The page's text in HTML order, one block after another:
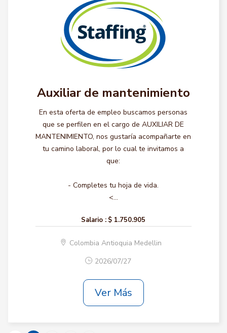
Auxiliar de mantenimiento
En esta oferta de empleo buscamos personas
que se perfilen en el cargo de AUXILIAR DE
MANTENIMIENTO, nos gustaría acompañarte en
tu camino laboral, por lo cual te invitamos a
que:
- Completes tu hoja de vida.
<...
Salario : $ 1.750.905
Colombia Antioquia Medellin
2026/07/27
Ver Más